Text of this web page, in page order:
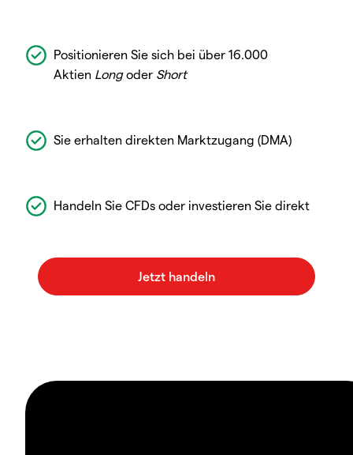
Positionieren Sie sich bei über 16.000
Aktien Longoder Short
Sie erhalten direkten Marktzugang (DMA)
Handeln Sie CFDs oder investieren Sie direkt